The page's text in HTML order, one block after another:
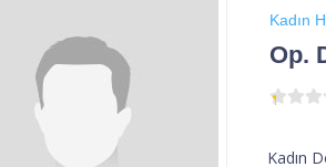
Kadın
Op.
Kadın